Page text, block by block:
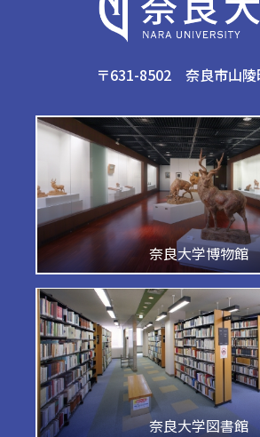
〒631-8502 奈良市山陵
奈良大学博物館
奈良大学図書館